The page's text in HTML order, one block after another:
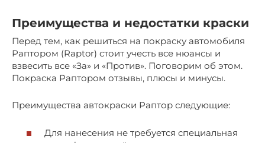
Преимущества и недостатки краски
Перед тем, как решиться на покраску автомобиля
Раптором (Raptor) стоит учесть все нюансы и
взвесить все «За» и «Против». Поговорим об этом.
Покраска Раптором отзывы, плюсы и минусы.
Преимущества автокраски Раптор следующие:
Для нанесения не требуется специальная